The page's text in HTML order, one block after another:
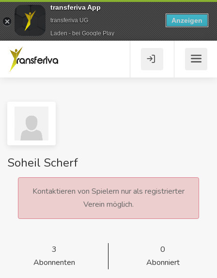
Soheil Scherf
Kontaktieren von Spielern nur als registrierter
Verein möglich.
3
Abonnenten
0
Abonniert
transferiva App
transferiva UG
Laden - bei Google Play
Anzeigen